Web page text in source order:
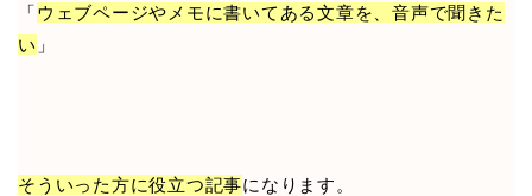
「ウェブページやメモに書いてある文章を、音声で聞きた
い 」
そういった方に役立つ記事になります。